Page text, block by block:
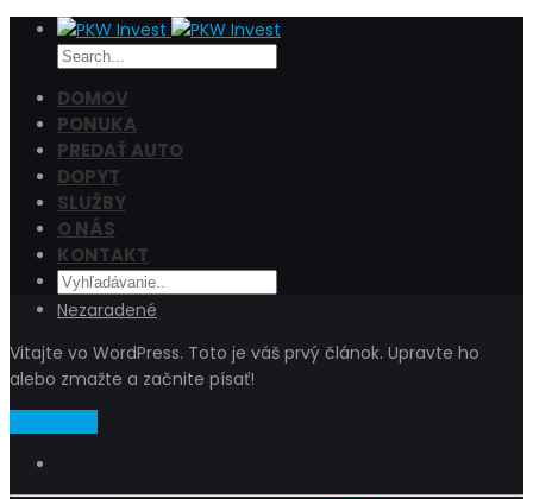
DOMOV
PONUKA
PREDAŤ AUTO
DOPYT
SLUŽBY
O NÁS
KONTAKT
AHOJ SVET!
6. augusta 2020
admin
Nezaradené
Vitajte vo WordPress. Toto je váš prvý článok. Upravte ho
alebo zmažte a začnite písať!